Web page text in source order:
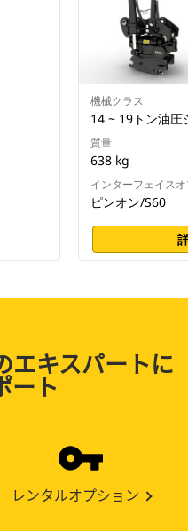
機械クラス
14 ~ 19トン油圧
質量
638 kg
インターフェイス
ピンオン/S60
エキスパートに
ート
レンタルオプション